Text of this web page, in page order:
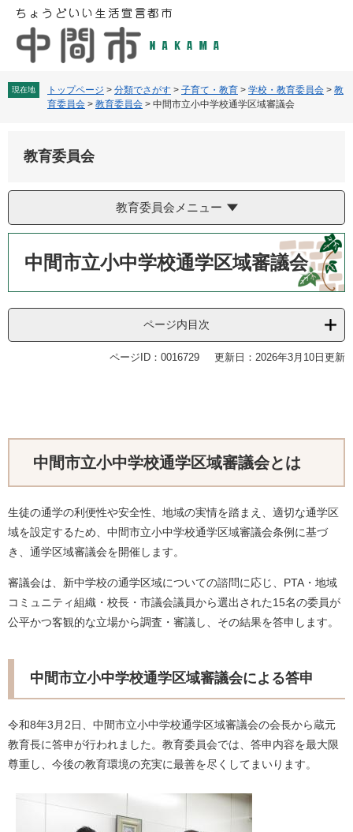
へ
現在地 トップページ > 分類でさがす > 子育て・教育 > 学校・教育委員会 > 教
育委員会 > 教育委員会 > 中間市立小中学校通学区域審議会
教育委員会
教育委員会メニュー
中間市立小中学校通学区域審議会
ページ内目次
ページID：0016729 更新日：2026年3月10日更新
中間市立小中学校通学区域審議会とは
生徒の通学の利便性や安全性、地域の実情を踏まえ、適切な通学区
域を設定するため、中間市立小中学校通学区域審議会条例に基づ
き、通学区域審議会を開催します。
審議会は、新中学校の通学区域についての諮問に応じ、PTA・地域
コミュニティ組織・校長・市議会議員から選出された15名の委員が
公平かつ客観的な立場から調査・審議し、その結果を答申します。
中間市立小中学校通学区域審議会による答申
令和8年3月2日、中間市立小中学校通学区域審議会の会長から蔵元
教育長に答申が行われました。教育委員会では、答申内容を最大限
尊重し、今後の教育環境の充実に最善を尽くしてまいります。